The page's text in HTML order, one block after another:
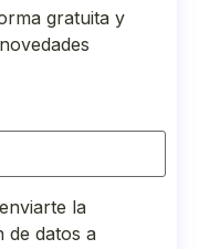
gratuita y
la
de datos a